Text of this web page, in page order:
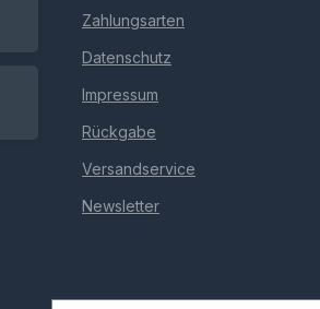
Zahlungsarten
Datenschutz
Impressum
Rückgabe
Versandservice
Newsletter